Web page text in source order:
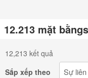
12.213 mặt
12,213 kết quả
Sắp xếp theo